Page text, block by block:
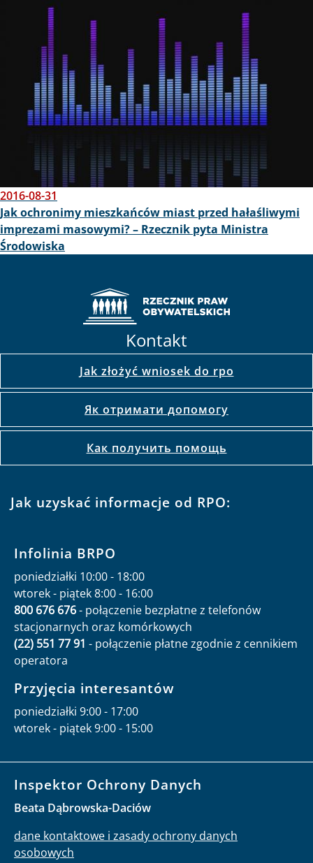
2016-08-31
Jak ochronimy mieszkańców miast przed hałaśliwymi
imprezami masowymi? – Rzecznik pyta Ministra
Środowiska
Kontakt
Jak złożyć wniosek do rpo
Як отримати допомогу
Как получить помощь
Jak uzyskać informacje od RPO:
Infolinia BRPO
poniedziałki 10:00 - 18:00
wtorek - piątek 8:00 - 16:00
800 676 676- połączenie bezpłatne z telefonów
stacjonarnych oraz komórkowych
(22) 551 77 91 - połączenie płatne zgodnie z cennikiem
operatora
Przyjęcia interesantów
poniedziałki 9:00 - 17:00
wtorek - piątek 9:00 - 15:00
Inspektor Ochrony Danych
Beata Dąbrowska-Daciów
dane kontaktowe i zasady ochrony danych
osobowych